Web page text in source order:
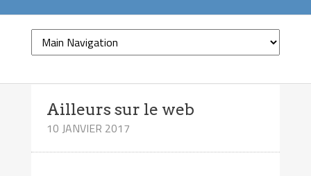
Ailleurs sur le web
10 JANVIER 2017